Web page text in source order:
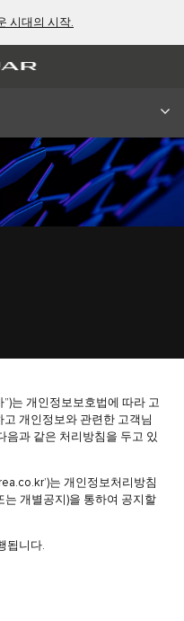
시대의 시작.
는 개인정보보호법에 따라 고
개인정보와 관련한 고객님
음과 같은 처리방침을 두고 있
는 개인정보처리방침
는 개별공지)을 통하여 공지할
됩니다.